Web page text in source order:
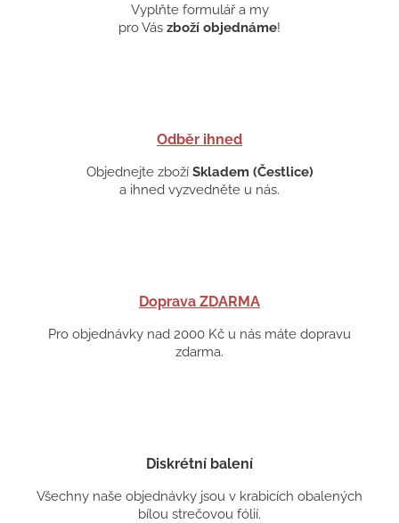
Vyplňte formulář a my
pro Vás zboží objednáme!
Odběr ihned
Objednejte zboží Skladem (Čestlice)
a ihned vyzvedněte u nás.
Doprava ZDARMA
Pro objednávky nad 2000 Kč u nás máte dopravu
zdarma.
Diskrétní balení
Všechny naše objednávky jsou v krabicích obalených
bílou strečovou fólií.